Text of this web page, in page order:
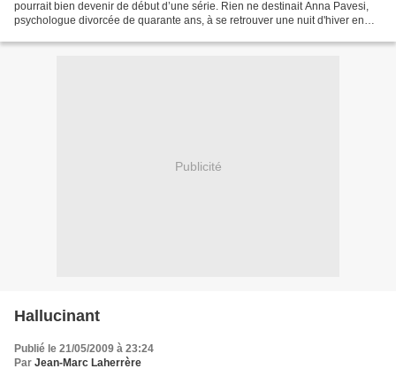
pourrait bien devenir de début d’une série. Rien ne destinait Anna Pavesi,
psychologue divorcée de quarante ans, à se retrouver une nuit d'hiver en
Publicité
Hallucinant
Publié le 21/05/2009 à 23:24
Par Jean-Marc Laherrère